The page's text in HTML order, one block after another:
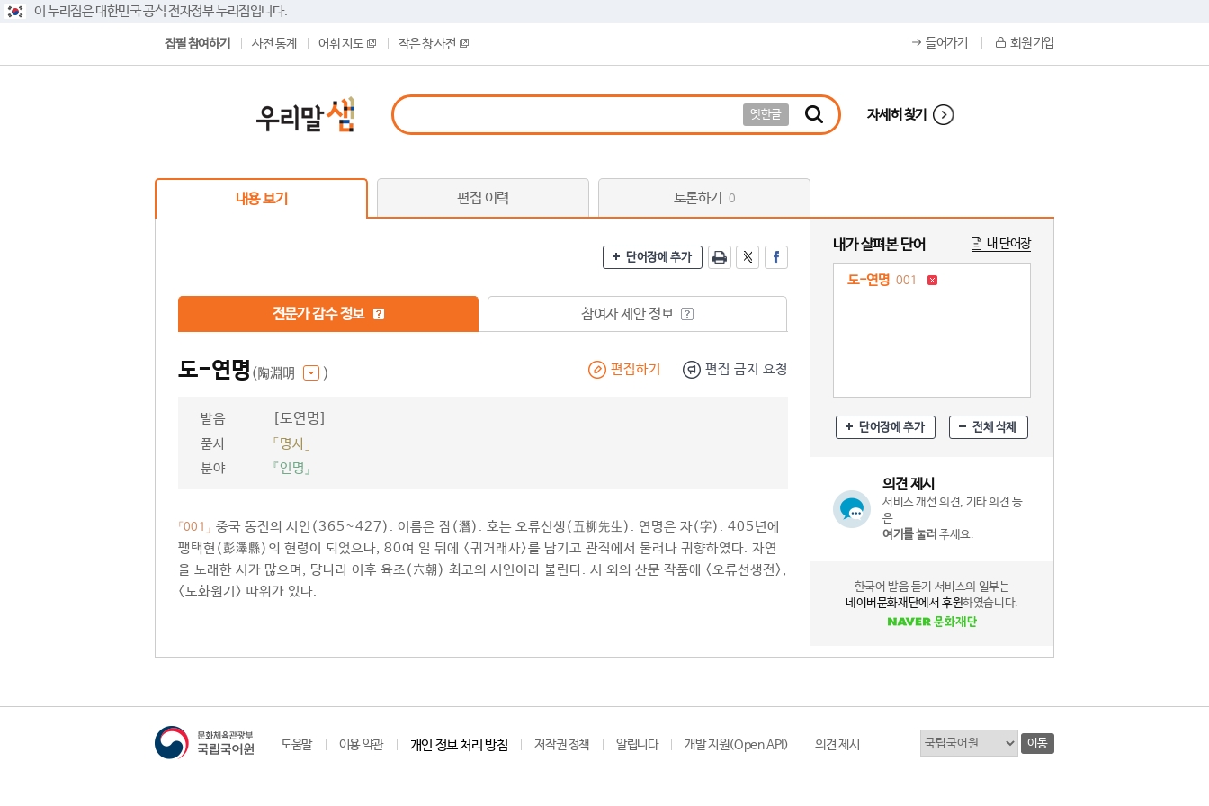
이 누리집은 대한민국 공식 전자정부 누리집입니다.
집필 참여하기 사전 통계 어휘 지도 작은 창 사전 들어가기 회원 가입
옛한글 자세히 찾기
내용 보기 편집 이력 토론하기 0
단어장에 추가
전문가 감수 정보 참여자 제안 정보
도-연명 (陶淵明 ) 편집하기 편집 금지 요청
발음 [도연명]
품사
「명사」
분야
『인명』
「001」 중국 동진의 시인(365~427). 이름은 잠(潛). 호는 오류선생(五柳先生). 연명은 자(字). 405년에
팽택현(彭澤縣)의 현령이 되었으나, 80여 일 뒤에 <귀거래사>를 남기고 관직에서 물러나 귀향하였다. 자연
을 노래한 시가 많으며, 당나라 이후 육조(六朝) 최고의 시인이라 불린다. 시 외의 산문 작품에 <오류선생전>,
<도화원기> 따위가 있다.
내가 살펴본 단어 내 단어장
도-연명 001
단어장에 추가 전체 삭제
의견 제시
서비스 개선 의견, 기타 의견 등
은
여기를 눌러 주세요.
한국어 발음 듣기 서비스의 일부는
네이버문화재단에서 후원하였습니다.
도움말 이용 약관 개인 정보 처리 방침 저작권 정책 알립니다 개발 지원(Open API) 의견 제시 이동